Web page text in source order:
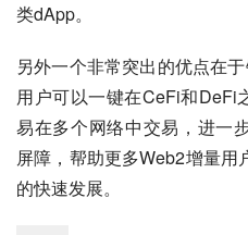
类dApp。
另外一个非常突出的优点在
用户可以一键在CeFi和DeFi
易在多个网络中交易，进一
屏障，帮助更多Web2增量
的快速发展。